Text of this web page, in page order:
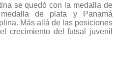
se quedó con la medalla de
de plata y Panamá
Más allá de las posiciones
crecimiento del futsal juvenil